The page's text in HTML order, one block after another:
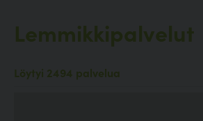
Lemmikkipalvelut
Löytyi 2494 palvelua